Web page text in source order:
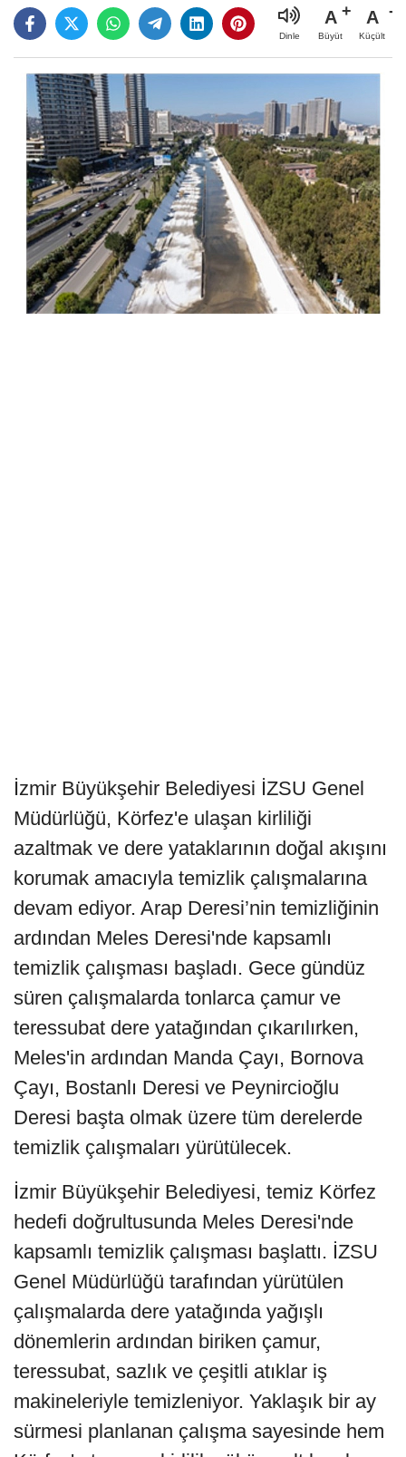
Dinle
A
Büyüt
A
Küçült
İzmir Büyükşehir Belediyesi İZSU Genel
Müdürlüğü, Körfez'e ulaşan kirliliği
azaltmak ve dere yataklarının doğal akışını
korumak amacıyla temizlik çalışmalarına
devam ediyor. Arap Deresi’nin temizliğinin
ardından Meles Deresi'nde kapsamlı
temizlik çalışması başladı. Gece gündüz
süren çalışmalarda tonlarca çamur ve
teressubat dere yatağından çıkarılırken,
Meles'in ardından Manda Çayı, Bornova
Çayı, Bostanlı Deresi ve Peynircioğlu
Deresi başta olmak üzere tüm derelerde
temizlik çalışmaları yürütülecek.
İzmir Büyükşehir Belediyesi, temiz Körfez
hedefi doğrultusunda Meles Deresi'nde
kapsamlı temizlik çalışması başlattı. İZSU
Genel Müdürlüğü tarafından yürütülen
çalışmalarda dere yatağında yağışlı
dönemlerin ardından biriken çamur,
teressubat, sazlık ve çeşitli atıklar iş
makineleriyle temizleniyor. Yaklaşık bir ay
sürmesi planlanan çalışma sayesinde hem